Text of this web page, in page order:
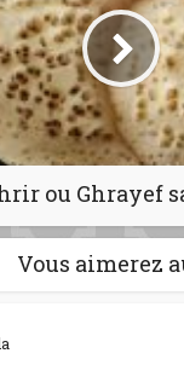
ou Ghrayef
Vous aimerez